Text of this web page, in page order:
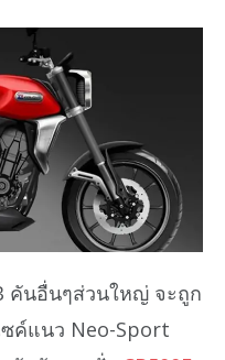
คันอื่นๆส่วนใหญ่ จะถูก
ค์แนว Neo-Sport